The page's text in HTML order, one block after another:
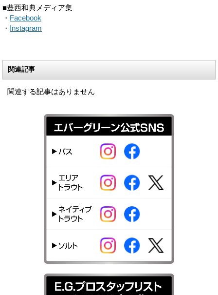
■豊西和典メディア集
・ Facebook
・
Instagram
関連記事
関連する記事はありません